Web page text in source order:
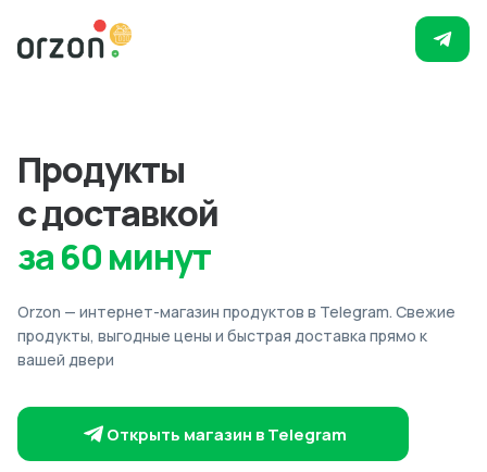
Продукты
с доставкой
за 60 минут
Orzon — интернет-магазин продуктов в Telegram. Свежие
продукты, выгодные цены и быстрая доставка прямо к
вашей двери
Открыть магазин в Telegram